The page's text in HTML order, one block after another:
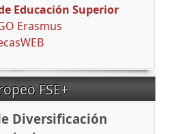
Educación Superior
FSE+
Diversificación